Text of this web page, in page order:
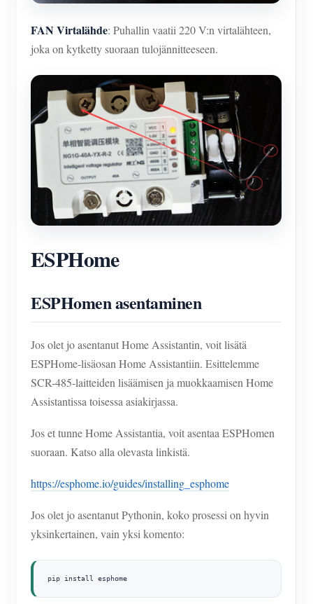
FAN Virtalähde: Puhallin vaatii 220 V:n virtalähteen,
joka on kytketty suoraan tulojännitteeseen.
ESPHome
ESPHomen asentaminen
Jos olet jo asentanut Home Assistantin, voit lisätä
ESPHome-lisäosan Home Assistantiin. Esittelemme
SCR-485-laitteiden lisäämisen ja muokkaamisen Home
Assistantissa toisessa asiakirjassa.
Jos et tunne Home Assistantia, voit asentaa ESPHomen
suoraan. Katso alla olevasta linkistä.
https://esphome.io/guides/installing_esphome
Jos olet jo asentanut Pythonin, koko prosessi on hyvin
yksinkertainen, vain yksi komento:
pip install esphome